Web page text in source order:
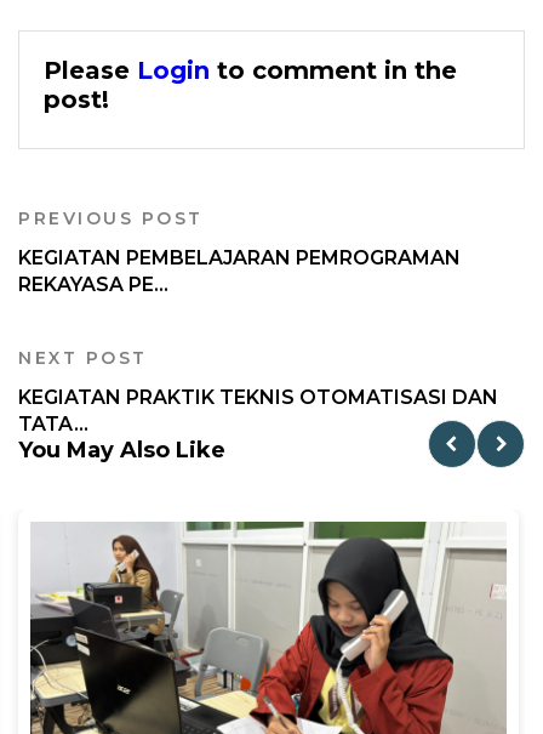
Please Login to comment in the
post!
PREVIOUS POST
KEGIATAN PEMBELAJARAN PEMROGRAMAN
REKAYASA PE...
NEXT POST
KEGIATAN PRAKTIK TEKNIS OTOMATISASI DAN
TATA...
You May Also Like